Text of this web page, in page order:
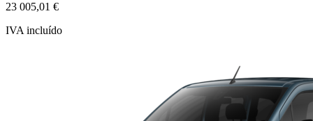
23 005,01 €
IVA incluído